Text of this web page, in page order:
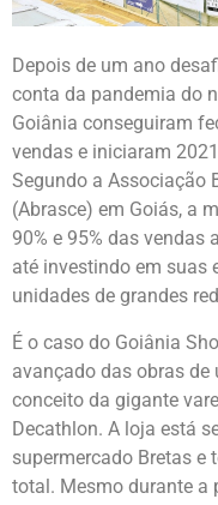
Depois de um ano
conta da pandemia do
Goiânia conseguiram
vendas e iniciaram
Segundo a Associação
(Abrasce) em Goiás, a
90% e 95% das vendas
até investindo em suas
unidades de grandes
É o caso do Goiânia
avançado das obras
conceito da gigante
Decathlon. A loja está
supermercado Bretas e
total. Mesmo durante a